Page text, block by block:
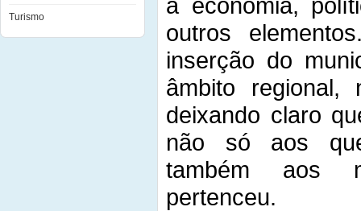
Turismo
outros
inserção do
âmbito regional,
deixando claro
não só aos
também aos
pertenceu.